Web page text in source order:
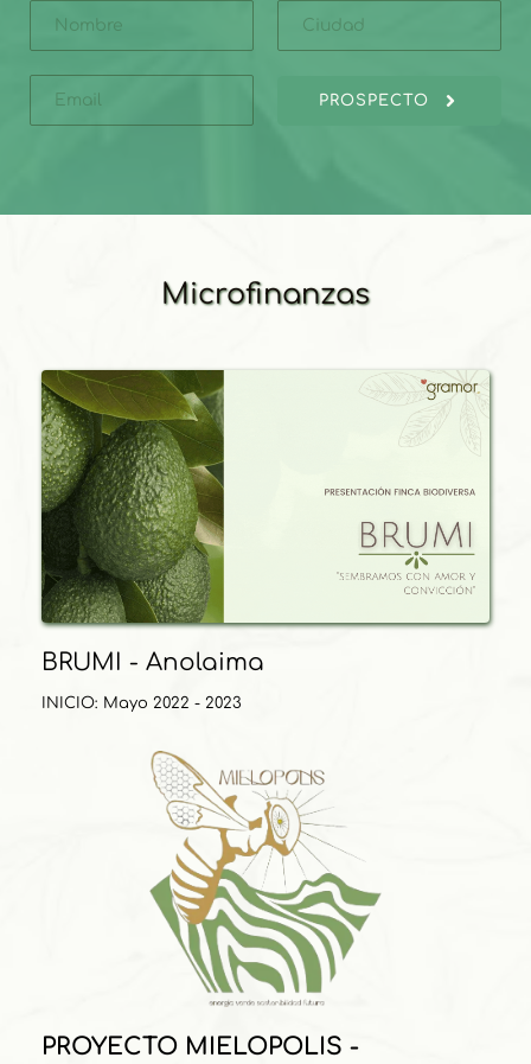
PROSPECTO
Microfinanzas
BRUMI - Anolaima
INICIO: Mayo 2022 - 2023
PROYECTO MIELOPOLIS -